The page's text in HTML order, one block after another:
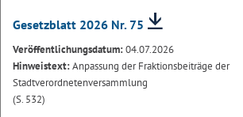
Gesetzblatt 2026 Nr. 75
Veröffentlichungsdatum:04.07.2026
Hinweistext:Anpassung der Fraktionsbeiträge der
Stadtverordnetenversammlung
(S. 532)